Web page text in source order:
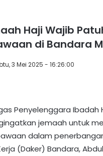
Haji Wajib
di Bandara
3 Mei 2025 - 16:26:00
Penyelenggara Ibadah
jemaah untuk
dalam
(Daker) Bandara,